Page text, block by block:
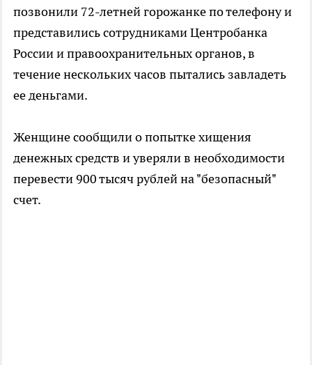
позвонили 72-летней горожанке по телефону и
представились сотрудниками Центробанка
России и правоохранительных органов, в
течение нескольких часов пытались завладеть
ее деньгами.
Женщине сообщили о попытке хищения
денежных средств и уверяли в необходимости
перевести 900 тысяч рублей на "безопасный"
счет.